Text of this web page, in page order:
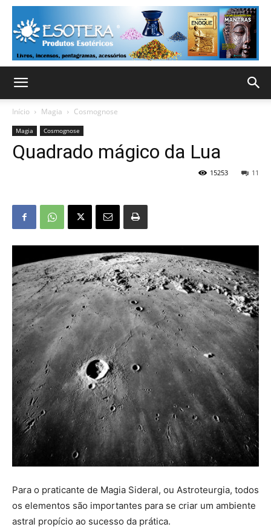
Início Magia Cosmognose
Magia Cosmognose
Quadrado mágico da Lua
11
15253
Para o praticante de Magia Sideral, ou Astroteurgia, todos
os elementos são importantes para se criar um ambiente
astral propício ao sucesso da prática.